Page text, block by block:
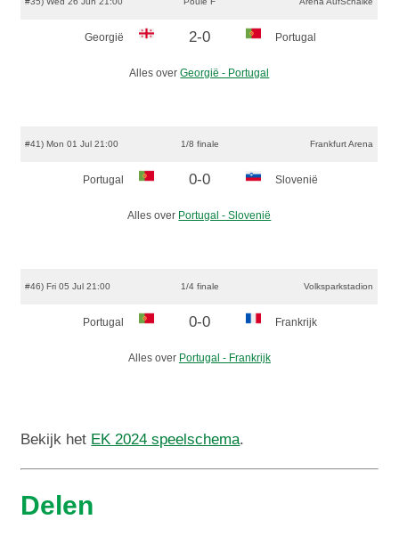
Georgië 2-0 Portugal
Alles overGeorgië - Portugal
#41) Mon 01 Jul 21:00 1/8 finale Frankfurt Arena
Portugal 0-0 Slovenië
Alles over Portugal - Slovenië
#46) Fri 05 Jul 21:00 1/4 finale Volksparkstadion
Portugal 0-0 Frankrijk
Alles over Portugal - Frankrijk
Bekijk het EK 2024 speelschema.
Delen